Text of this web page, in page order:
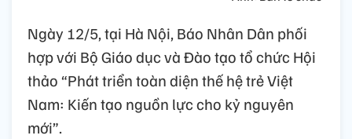
Ngày 12/5, tại Hà Nội, Báo Nhân Dân phối
hợp với Bộ Giáo dục và Đào tạo tổ chức Hội
thảo “Phát triển toàn diện thế hệ trẻ Việt
Nam: Kiến tạo nguồn lực cho kỷ nguyên
mới”.